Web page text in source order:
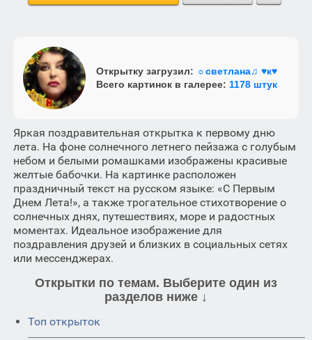
Открытку загрузил: ☼светлана♫ ♥к♥
Всего картинок в галерее: 1178 штук
Яркая поздравительная открытка к первому дню
лета. На фоне солнечного летнего пейзажа с голубым
небом и белыми ромашками изображены красивые
желтые бабочки. На картинке расположен
праздничный текст на русском языке: «С Первым
Днем Лета!», а также трогательное стихотворение о
солнечных днях, путешествиях, море и радостных
моментах. Идеальное изображение для
поздравления друзей и близких в социальных сетях
или мессенджерах.
Открытки по темам. Выберите один из
разделов ниже ↓
Топ открыток